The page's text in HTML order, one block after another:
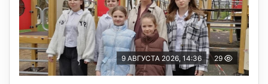
9 АВГУСТА 2026, 14:36 29